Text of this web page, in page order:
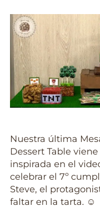
Nuestra última
Dessert Table
inspirada en el
celebrar el 7º
Steve, el
faltar en la tarta. ☺️